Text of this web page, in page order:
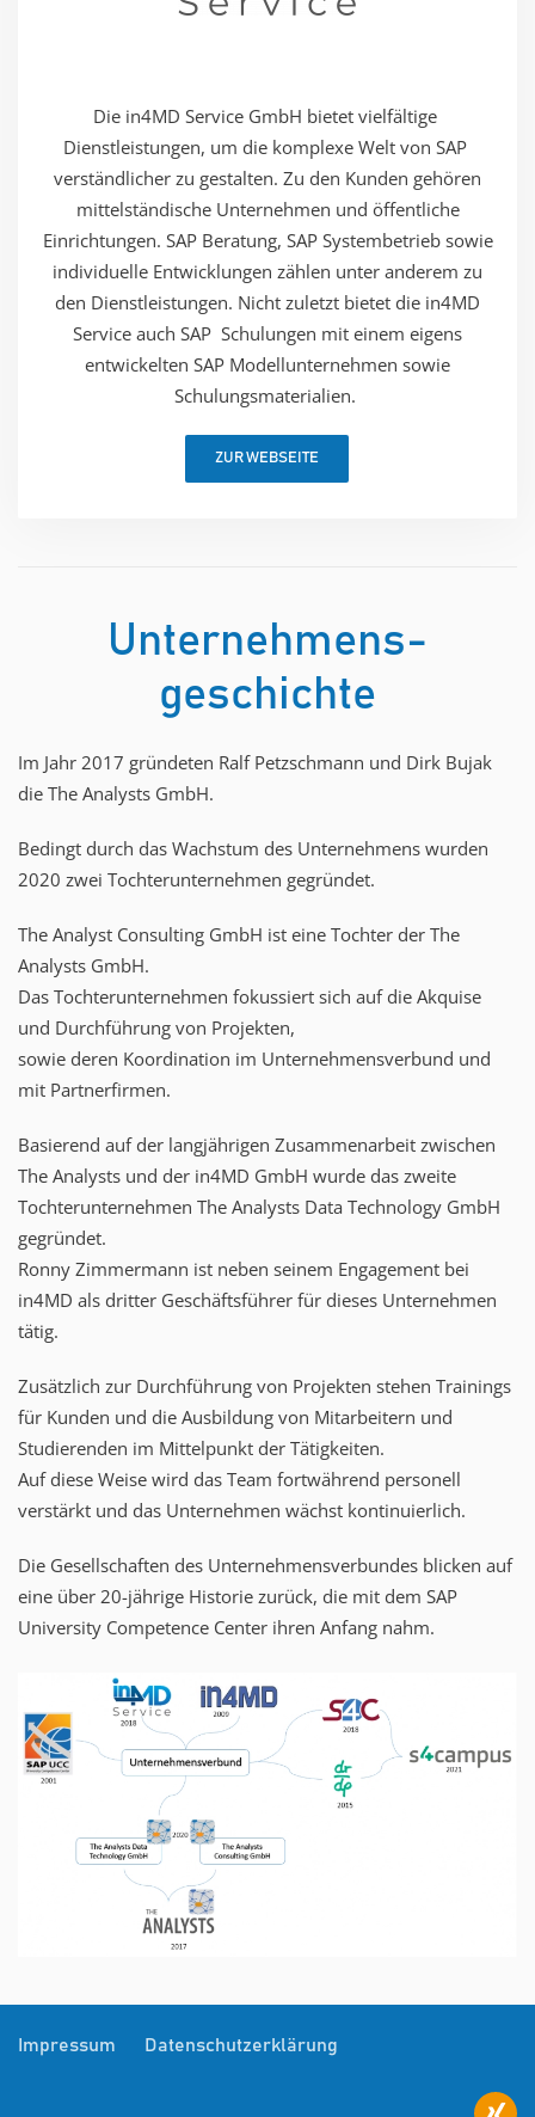
Die in4MD Service GmbH bietet vielfältige ​
Dienstleistungen, um die komplexe Welt von SAP ​
verständlicher zu gestalten. Zu den Kunden ​gehören
mittelständische Unternehmen und ​öffentliche
Einrichtungen. SAP Beratung, SAP ​Systembetrieb sowie
individuelle Entwicklungen ​zählen unter anderem zu
den Dienstleistungen. ​Nicht zuletzt bietet die in4MD
Service auch SAP ​ Schulungen mit einem eigens
entwickelten ​SAP Modellunternehmen sowie
Schulungsmaterialien.
ZUR WEBSEITE
Unternehmens-
geschichte
Im Jahr 2017 gründeten Ralf Petzschmann und Dirk Bujak
die The Analysts GmbH.​
Bedingt durch das Wachstum des Unternehmens wurden
2020 zwei Tochterunternehmen gegründet.​
The Analyst Consulting GmbH ist eine Tochter der The
Analysts GmbH. ​
Das Tochterunternehmen fokussiert sich auf die Akquise
und Durchführung von Projekten,​
sowie deren Koordination im Unternehmensverbund und
mit Partnerfirmen.​
Basierend auf der langjährigen Zusammenarbeit zwischen
The Analysts und der in4MD GmbH wurde das zweite
Tochterunternehmen The Analysts Data Technology GmbH
gegründet.​
Ronny Zimmermann ist neben seinem Engagement bei
in4MD als dritter Geschäftsführer für dieses Unternehmen
tätig.​
Zusätzlich zur Durchführung von Projekten stehen Trainings
für Kunden und die Ausbildung von Mitarbeitern und
Studierenden im Mittelpunkt der Tätigkeiten. ​
Auf diese Weise wird das Team fortwährend personell
verstärkt und das Unternehmen wächst kontinuierlich.​
Die Gesellschaften des Unternehmensverbundes blicken auf
eine über 20-jährige Historie zurück, die mit dem SAP
University Competence Center ihren Anfang nahm.
Impressum Datenschutzerklärung